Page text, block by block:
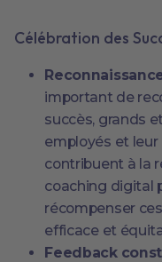
Célébration des
important de
succès, grands
employés et
contribuent à la
coaching digital
récompenser
efficace et
Feedback